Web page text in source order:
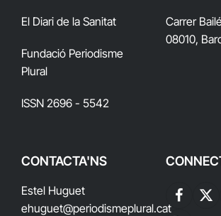
El Diari de la Sanitat
Fundació Periodisme
Plural
ISSN 2696 - 5542
Carrer
08010,
CONTACTA'NS
Estel Huguet
ehuguet@periodismeplural.cat Facebook
X